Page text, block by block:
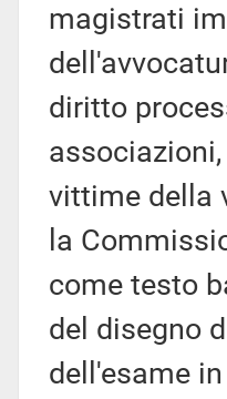
magistrati
diritto
vittime della
la
come testo
del disegno
dell'esame